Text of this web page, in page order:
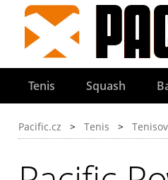
Tenis Squash
Pacific.cz > Tenis >